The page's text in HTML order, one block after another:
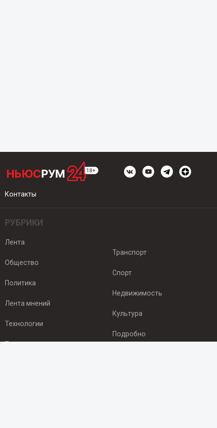
Контакты
РУБРИКИ
Лента
Общество
Политика
Лента мнений
Технологии
Происшествия
Транспорт
Спорт
Недвижимость
Культура
Подробно